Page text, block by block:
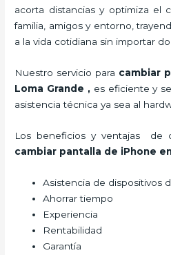
acorta distancias y optimiza el
familia, amigos y entorno,
a la vida cotidiana sin importar
Nuestro servicio para cambiar
Loma Grande ,es eficiente y
asistencia técnica ya sea al
Los beneficios y ventajas de
cambiar pantalla de iPhone
Asistencia de dispositivos
Ahorrar tiempo
Experiencia
Rentabilidad
Garantía